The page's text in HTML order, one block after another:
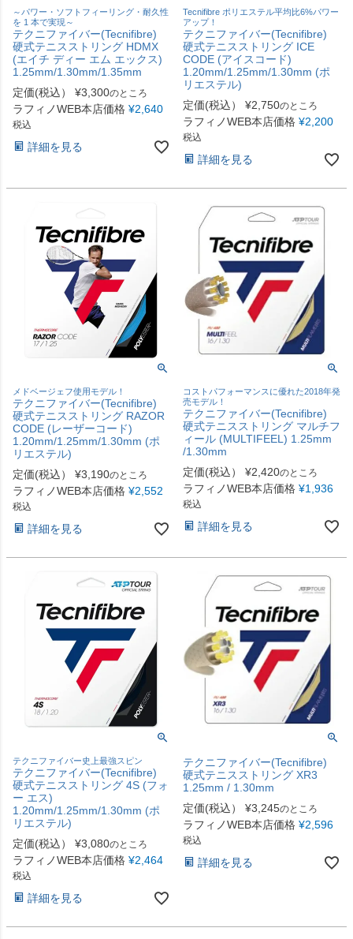
～パワー・ソフトフィーリング・耐久性
を 1 本で実現～
テクニファイバー(Tecnifibre)
硬式テニスストリング HDMX
(エイチ ディー エム エックス)
1.25mm/1.30mm/1.35mm
定価(税込）
¥3,300のところ
ラフィノWEB本店価格 ¥2,640
税込
詳細を見る
Tecnifibre ポリエステル平均比6%パワー
アップ！
テクニファイバー(Tecnifibre)
硬式テニスストリング ICE
CODE (アイスコード)
1.20mm/1.25mm/1.30mm (ポ
リエステル)
定価(税込）
¥2,750のところ
ラフィノWEB本店価格 ¥2,200
税込
詳細を見る
メドベージェフ使用モデル！
テクニファイバー(Tecnifibre)
硬式テニスストリング RAZOR
CODE (レーザーコード)
1.20mm/1.25mm/1.30mm (ポ
リエステル)
定価(税込）
¥3,190のところ
ラフィノWEB本店価格 ¥2,552
税込
詳細を見る
コストパフォーマンスに優れた2018年発
売モデル！
テクニファイバー(Tecnifibre)
硬式テニスストリング マルチフ
ィール (MULTIFEEL) 1.25mm
/1.30mm
定価(税込）
¥2,420のところ
ラフィノWEB本店価格 ¥1,936
税込
詳細を見る
テクニファイバー史上最強スピン
テクニファイバー(Tecnifibre)
硬式テニスストリング 4S (フォ
ー エス)
1.20mm/1.25mm/1.30mm (ポ
リエステル)
定価(税込）
¥3,080のところ
ラフィノWEB本店価格 ¥2,464
税込
詳細を見る
テクニファイバー(Tecnifibre)
硬式テニスストリング XR3
1.25mm / 1.30mm
定価(税込）
¥3,245のところ
ラフィノWEB本店価格 ¥2,596
税込
詳細を見る